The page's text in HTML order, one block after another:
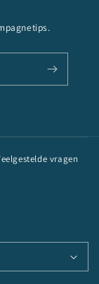
vragen